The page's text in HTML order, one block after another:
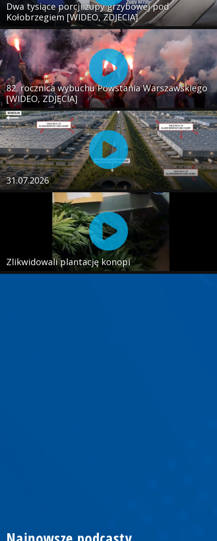
Dwa tysiące porcji zupy grzybowej pod
Kołobrzegiem [WIDEO, ZDJECIA]
82. rocznica wybuchu Powstania Warszawskiego
[WIDEO, ZDJĘCIA]
31.07.2026
Zlikwidowali plantację konopi